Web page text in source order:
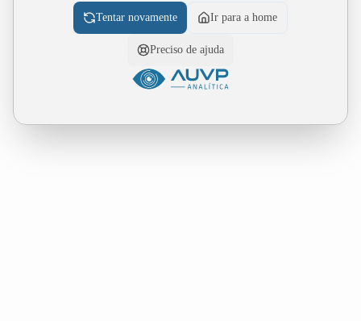
Tentar novamente Ir para a home
Preciso de ajuda